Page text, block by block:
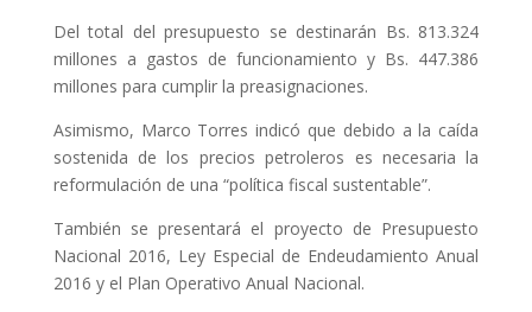
Del total del presupuesto se destinarán Bs. 813.324
millones a gastos de funcionamiento y Bs. 447.386
millones para cumplir la preasignaciones.
Asimismo, Marco Torres indicó que debido a la caída
sostenida de los precios petroleros es necesaria la
reformulación de una “política fiscal sustentable”.
También se presentará el proyecto de Presupuesto
Nacional 2016, Ley Especial de Endeudamiento Anual
2016 y el Plan Operativo Anual Nacional.